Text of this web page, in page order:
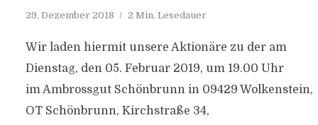
29. Dezember 2018 2 Min. Lesedauer
Wir laden hiermit unsere Aktionäre zu der am
Dienstag, den 05. Februar 2019, um 19.00 Uhr
im Ambrossgut Schönbrunn in 09429 Wolkenstein,
OT Schönbrunn, Kirchstraße 34,